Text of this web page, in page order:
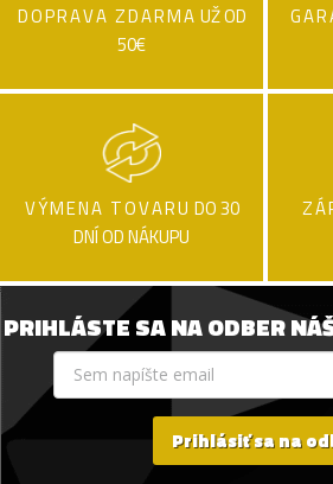
DOPRAVA ZDARMA UŽ OD
50€
VÝMENA TOVARU DO 30
DNÍ OD NÁKUPU
PRIHLÁSTE SA NA ODBER
Prihlásiť sa na